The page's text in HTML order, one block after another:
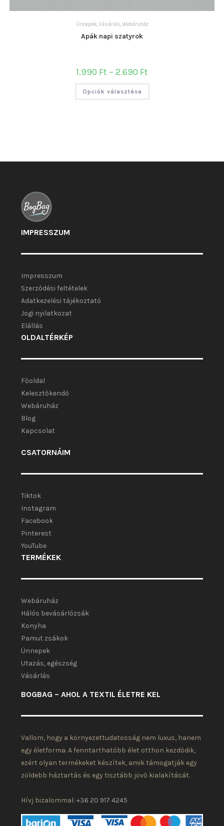
Ünnepek, Vásárlás, Webáruház
Apák napi szatyrok
1.990 Ft – 2.690 Ft
-
Opciók választása
Ennek
terméknek
ki
IMPRESSZUM
Impresszum
Szerződési feltételek
Adatkezelési tájékoztató
Jogi nyilatkozat
Elállás
OLDALTÉRKÉP
Főoldal
Kelesztőkendő
Webáruház
Blog
Kapcsolat
CSATORNÁIM
Tiktok
Instagram
Facebook
Pinterest
YouTube
TERMÉKEK
Webáruház
Hálós bevásárlózsák
Konyha
Pamut zsákok
Ünnepek
Utazás, egészség
Vásárlás
BOGBAG – AHOL A TEXTIL ÉLETRE KEL
Vallom, hogy a környezettudatosság nem luxus, hanem
egy életforma. A fenntarthatóbb élet otthon kezdődik,
ezért olyan termékeket készítek, amik támogatják egy
zöldebb háztartás és egy tisztább jövő kialakítását.
Hívj bizalommal:+36 20 917 4245